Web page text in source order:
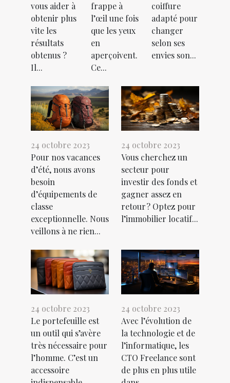
vous aider à
obtenir plus
vite les
résultats
obtenus ?
Il...
frappe à
l’œil une fois
que les yeux
en
aperçoivent.
Ce...
coiffure
adapté pour
changer
selon ses
envies son...
24 octobre 2023
Pour nos vacances
d’été, nous avons
besoin
d’équipements de
classe
exceptionnelle. Nous
veillons à ne rien...
24 octobre 2023
Vous cherchez un
secteur pour
investir des fonds et
gagner assez en
retour ? Optez pour
l’immobilier locatif...
24 octobre 2023
Le portefeuille est
un outil qui s’avère
très nécessaire pour
l’homme. C’est un
accessoire
24 octobre 2023
Avec l’évolution de
la technologie et de
l’informatique, les
CTO Freelance sont
de plus en plus utile